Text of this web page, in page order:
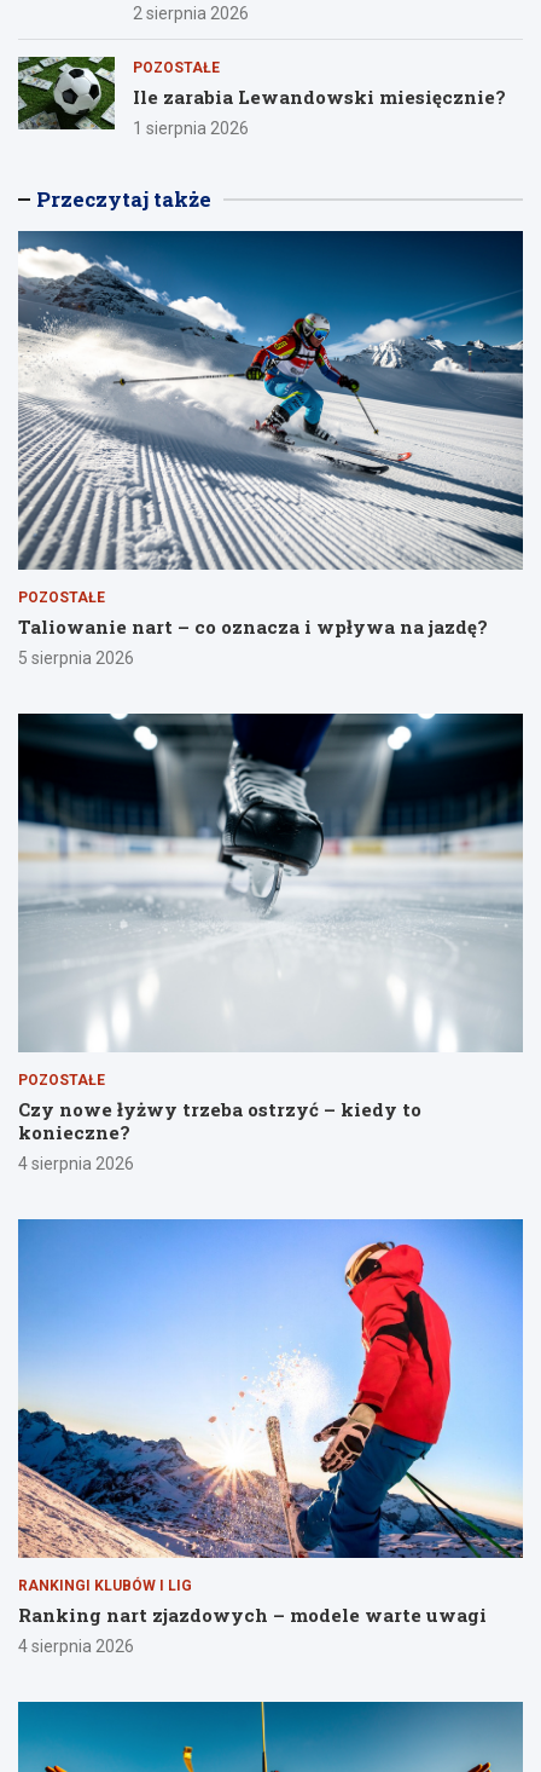
2 sierpnia 2026
POZOSTAŁE
Ile zarabia Lewandowski miesięcznie?
1 sierpnia 2026
Przeczytaj także
POZOSTAŁE
Taliowanie nart – co oznacza i wpływa na jazdę?
5 sierpnia 2026
POZOSTAŁE
Czy nowe łyżwy trzeba ostrzyć – kiedy to
konieczne?
4 sierpnia 2026
RANKINGI KLUBÓW I LIG
Ranking nart zjazdowych – modele warte uwagi
4 sierpnia 2026